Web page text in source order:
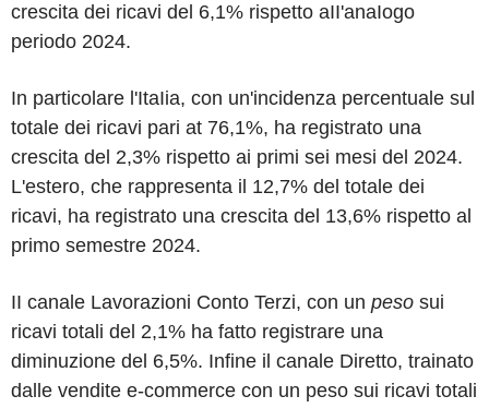
crescita dei ricavi del 6,1% rispetto aII'anaIogo
periodo 2024.
In particolare l'ItaIia, con un'incidenza percentuale sul
totale dei ricavi pari at 76,1%, ha registrato una
crescita del 2,3% rispetto ai primi sei mesi del 2024.
L'estero, che rappresenta il 12,7% del totale dei
ricavi, ha registrato una crescita del 13,6% rispetto al
primo semestre 2024.
II canale Lavorazioni Conto Terzi, con un peso sui
ricavi totali del 2,1% ha fatto registrare una
diminuzione del 6,5%. Infine il canale Diretto, trainato
dalle vendite e-commerce con un peso sui ricavi totali